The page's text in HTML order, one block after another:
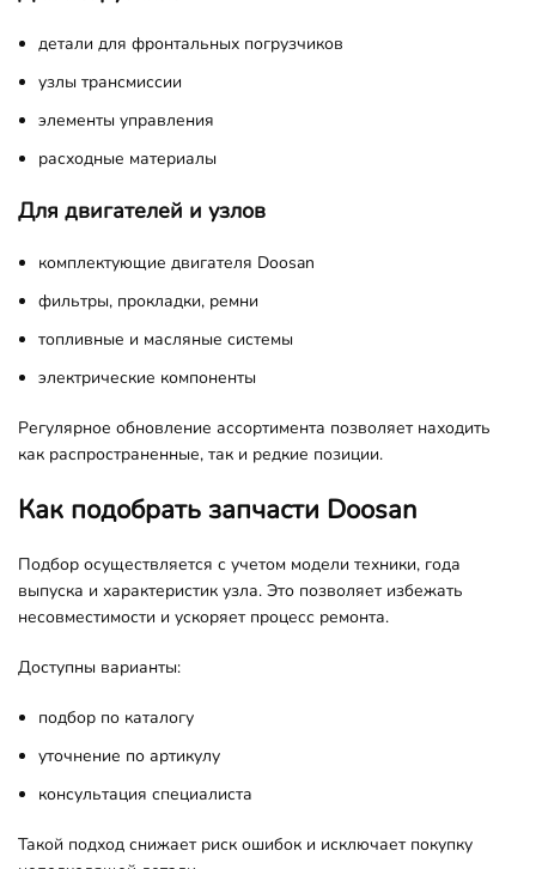
детали для фронтальных погрузчиков
узлы трансмиссии
элементы управления
расходные материалы
Для двигателей и узлов
комплектующие двигателя Doosan
фильтры, прокладки, ремни
топливные и масляные системы
электрические компоненты
Регулярное обновление ассортимента позволяет находить
как распространенные, так и редкие позиции.
Как подобрать запчасти Doosan
Подбор осуществляется с учетом модели техники, года
выпуска и характеристик узла. Это позволяет избежать
несовместимости и ускоряет процесс ремонта.
Доступны варианты:
подбор по каталогу
уточнение по артикулу
консультация специалиста
Такой подход снижает риск ошибок и исключает покупку